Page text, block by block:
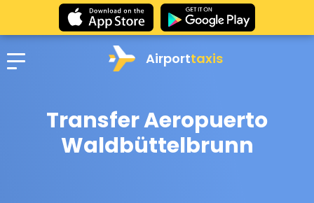
Airporttaxis
Transfer Aeropuerto
Waldbüttelbrunn